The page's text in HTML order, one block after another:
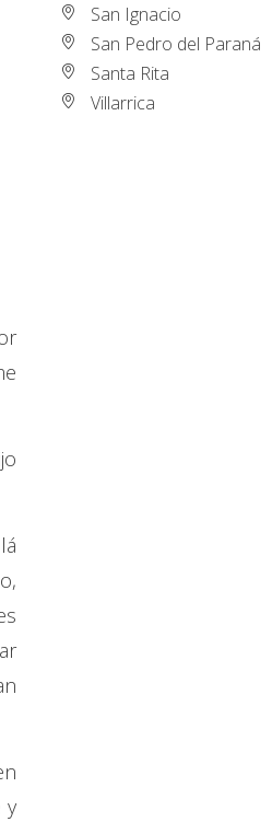
y
San Ignacio
San Pedro del Paraná
Santa Rita
Villarrica